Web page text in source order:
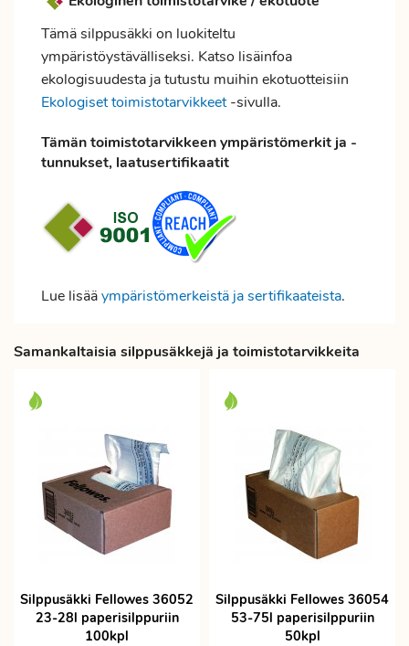
Tämä silppusäkki on luokiteltu
ympäristöystävälliseksi. Katso lisäinfoa
ekologisuudesta ja tutustu muihin ekotuotteisiin
Ekologiset toimistotarvikkeet-sivulla.
Tämän toimistotarvikkeen ympäristömerkit ja -
tunnukset, laatusertifikaatit
Lue lisääympäristömerkeistä ja sertifikaateista.
Samankaltaisia silppusäkkejä ja toimistotarvikkeita
Silppusäkki Fellowes 36052
23-28l paperisilppuriin
100kpl
Silppusäkki Fellowes 36054
53-75l paperisilppuriin
50kpl